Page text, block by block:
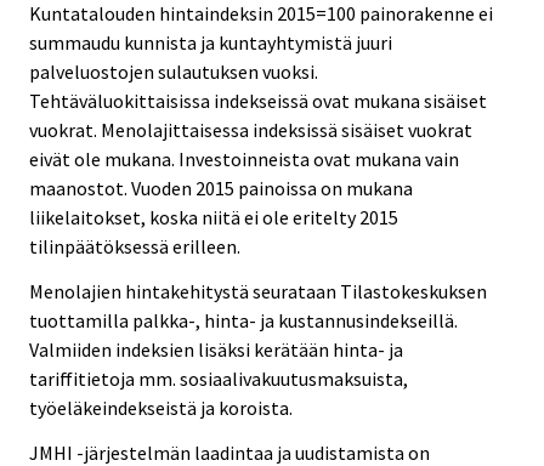
Kuntatalouden hintaindeksin 2015=100 painorakenne ei
summaudu kunnista ja kuntayhtymistä juuri
palveluostojen sulautuksen vuoksi.
Tehtäväluokittaisissa indekseissä ovat mukana sisäiset
vuokrat. Menolajittaisessa indeksissä sisäiset vuokrat
eivät ole mukana. Investoinneista ovat mukana vain
maanostot. Vuoden 2015 painoissa on mukana
liikelaitokset, koska niitä ei ole eritelty 2015
tilinpäätöksessä erilleen.
Menolajien hintakehitystä seurataan Tilastokeskuksen
tuottamilla palkka-, hinta- ja kustannusindekseillä.
Valmiiden indeksien lisäksi kerätään hinta- ja
tariffitietoja mm. sosiaalivakuutusmaksuista,
työeläkeindekseistä ja koroista.
JMHI -järjestelmän laadintaa ja uudistamista on